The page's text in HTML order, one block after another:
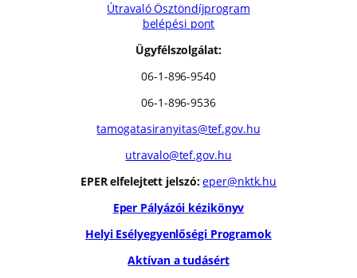
Útravaló Ösztöndíjprogram
belépési pont
Ügyfélszolgálat:
06-1-896-9540
06-1-896-9536
tamogatasiranyitas@tef.gov.hu
utravalo@tef.gov.hu
EPER elfelejtett jelszó: eper@nktk.hu
Eper Pályázói kézikönyv
Helyi Esélyegyenlőségi Programok
Aktívan a tudásért